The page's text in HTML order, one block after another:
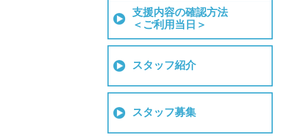
支援内容の確認方法
＜ご利用当日＞
スタッフ紹介
スタッフ募集